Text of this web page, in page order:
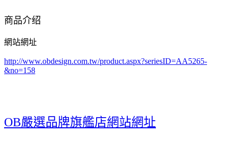
商品介绍
網站網址
http://www.obdesign.com.tw/product.aspx?seriesID=AA5265-
&no=158
OB嚴選品牌旗艦店網站網址